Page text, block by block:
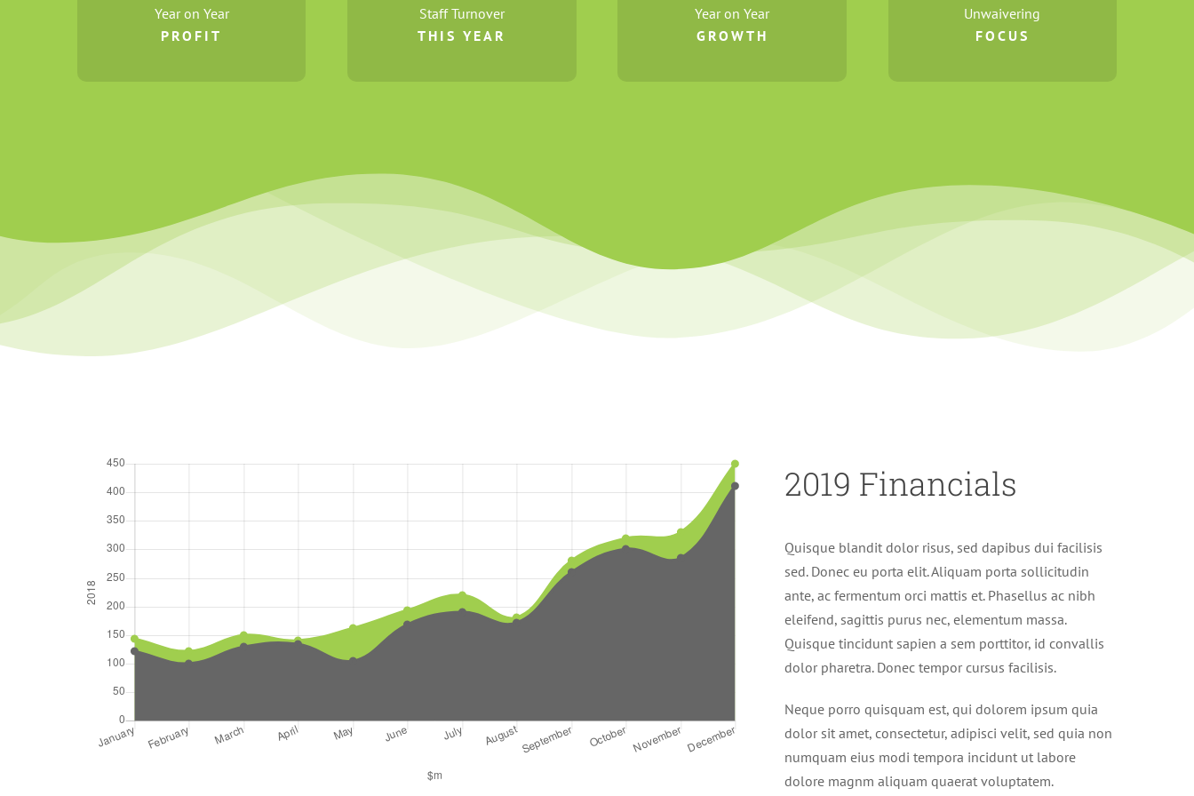
Year on Year
PROFIT
Staff Turnover
THIS YEAR
Year on Year
GROWTH
Unwaivering
FOCUS
2019 Financials
Quisque blandit dolor risus, sed dapibus dui facilisis
sed. Donec eu porta elit. Aliquam porta sollicitudin
ante, ac fermentum orci mattis et. Phasellus ac nibh
eleifend, sagittis purus nec, elementum massa.
Quisque tincidunt sapien a sem porttitor, id convallis
dolor pharetra. Donec tempor cursus facilisis.
Neque porro quisquam est, qui dolorem ipsum quia
dolor sit amet, consectetur, adipisci velit, sed quia non
numquam eius modi tempora incidunt ut labore
dolore magnm aliquam quaerat voluptatem.